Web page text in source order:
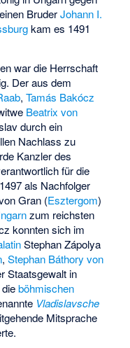
BruderJohann I.
kam es 1491
war die Herrschaft
Der aus dem
,Tamás Bakócz
Beatrix von
durch ein
Nachlass zu
Kanzler des
für die
als Nachfolger
Gran (Esztergom)
zum reichsten
konnten sich im
Stephan Zápolya
,Stephan Báthory von
Staatsgewalt in
dieböhmischen
Vladislavsche
Mitsprache